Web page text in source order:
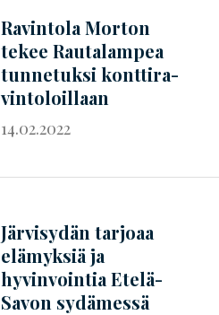
Ravintola Morton
tekee Rautalampea
tunnetuksikont­ti­ra­
vin­to­loil­laan
14.02.2022
Järvisydän tarjoaa
elämyksiä ja
hyvinvointia Etelä-
Savon sydämessä